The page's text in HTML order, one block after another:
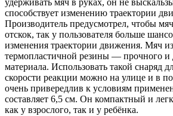
удерживать мяч в руках, он не
способствует изменению траектории
Производитель предусмотрел, чтобы
отскок, так у пользователя больше
изменения траектории движения. Мяч
термопластичной резины — прочного и
материала. Использовать такой снаряд
скорости реакции можно на улице и в
очень привередлив к условиям
составляет 6,5 см. Он компактный и
как у взрослого, так и у ребёнка.